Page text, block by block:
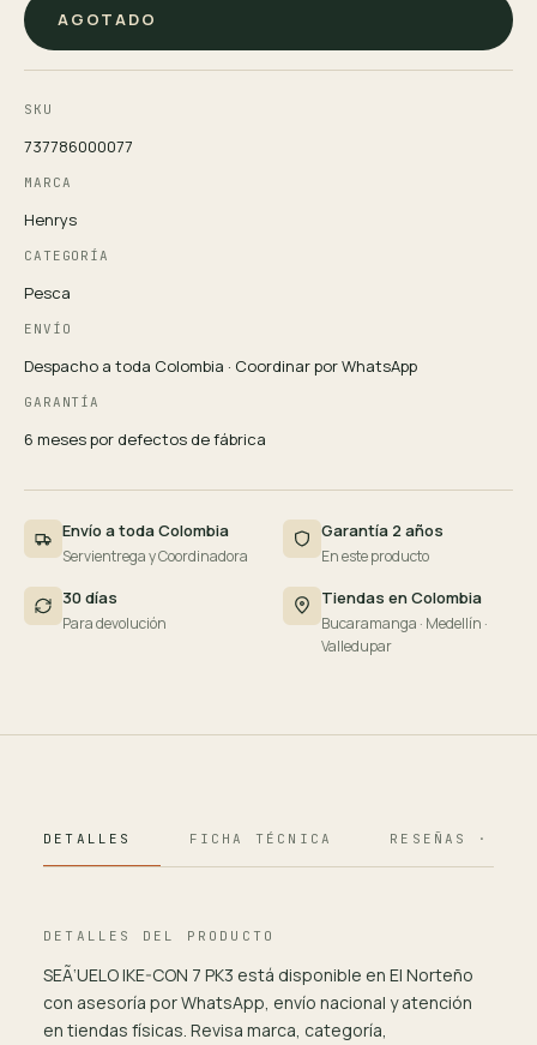
AGOTADO
SKU
737786000077
MARCA
Henrys
CATEGORÍA
Pesca
ENVÍO
Despacho a toda Colombia · Coordinar por WhatsApp
GARANTÍA
6 meses por defectos de fábrica
Envío a toda Colombia
Servientrega y Coordinadora
Garantía 2 años
En este producto
30 días
Para devolución
Tiendas en Colombia
Bucaramanga · Medellín ·
Valledupar
DETALLES FICHA TÉCNICA RESEÑAS · 124
DETALLES DEL PRODUCTO
SEÃ‘UELO IKE-CON 7 PK3 está disponible en El Norteño
con asesoría por WhatsApp, envío nacional y atención
en tiendas físicas. Revisa marca, categoría,